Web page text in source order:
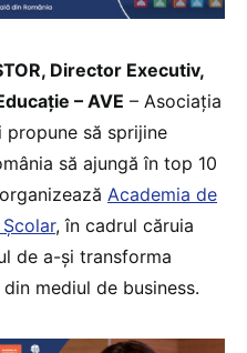
Director Executiv,
– AVE – Asociația
propune să sprijine
să ajungă în top 10
Academia de
, în cadrul căruia
de a-și transforma
mediul de business.